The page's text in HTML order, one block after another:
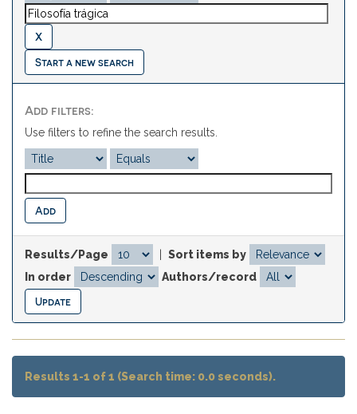
Start a new search
Add filters:
Use filters to refine the search results.
Results/Page
Sort items by
In order
Authors/record
Results 1-1 of 1 (Search time: 0.0 seconds).